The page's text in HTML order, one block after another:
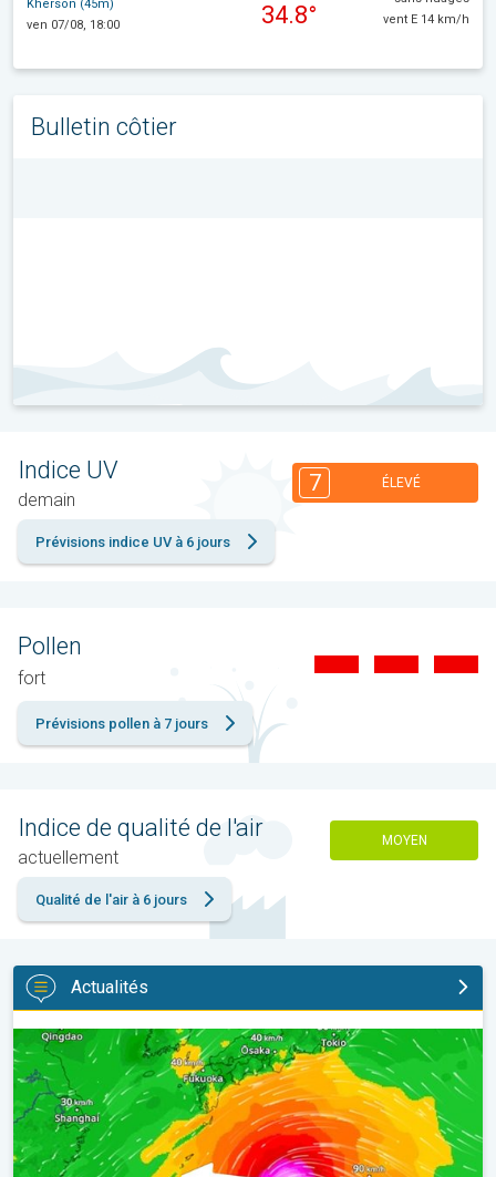
Kherson (45m)
ven 07/08, 18:00
34.8°
vent E 14 km/h
Bulletin côtier
Indice UV
demain
7 ÉLEVÉ
Prévisions indice UV à 6 jours
Pollen
fort
Prévisions pollen à 7 jours
Indice de qualité de l'air
actuellement
MOYEN
Qualité de l'air à 6 jours
Actualités
Le Japon prépare l'arrivée d'un typhon. Glissements de terrain.